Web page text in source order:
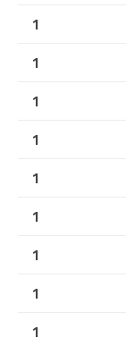
1
1
1
1
1
1
1
1
1